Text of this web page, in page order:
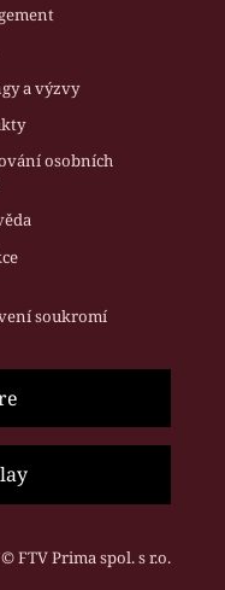
a výzvy
osobních
soukromí
© FTV Prima spol. s r.o.